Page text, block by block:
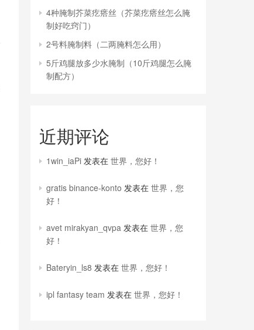
4种腌制芥菜疙瘩丝（芥菜疙瘩丝怎么腌
制好吃窍门）
2号料腌制料（二两腌料怎么用）
5斤鸡腿放多少水腌制（10斤鸡腿怎么腌
制配方）
近期评论
1win_iaPi 发表在 世界，您好！
gratis binance-konto 发表在 世界，您
好！
avet mirakyan_qvpa 发表在 世界，您
好！
Bateryin_ls8 发表在 世界，您好！
ipl fantasy team 发表在 世界，您好！